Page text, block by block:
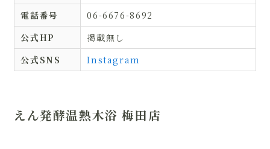
電話番号
06-6676-8692
公式HP
掲載無し
公式SNS
Instagram
えん発酵温熱木浴 梅田店